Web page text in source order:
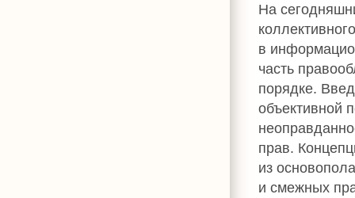
На
в
часть
порядке.
объективной
прав.
из
и смежных